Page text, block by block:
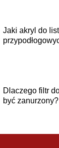
Jaki akryl do
Dlaczego filtr
być